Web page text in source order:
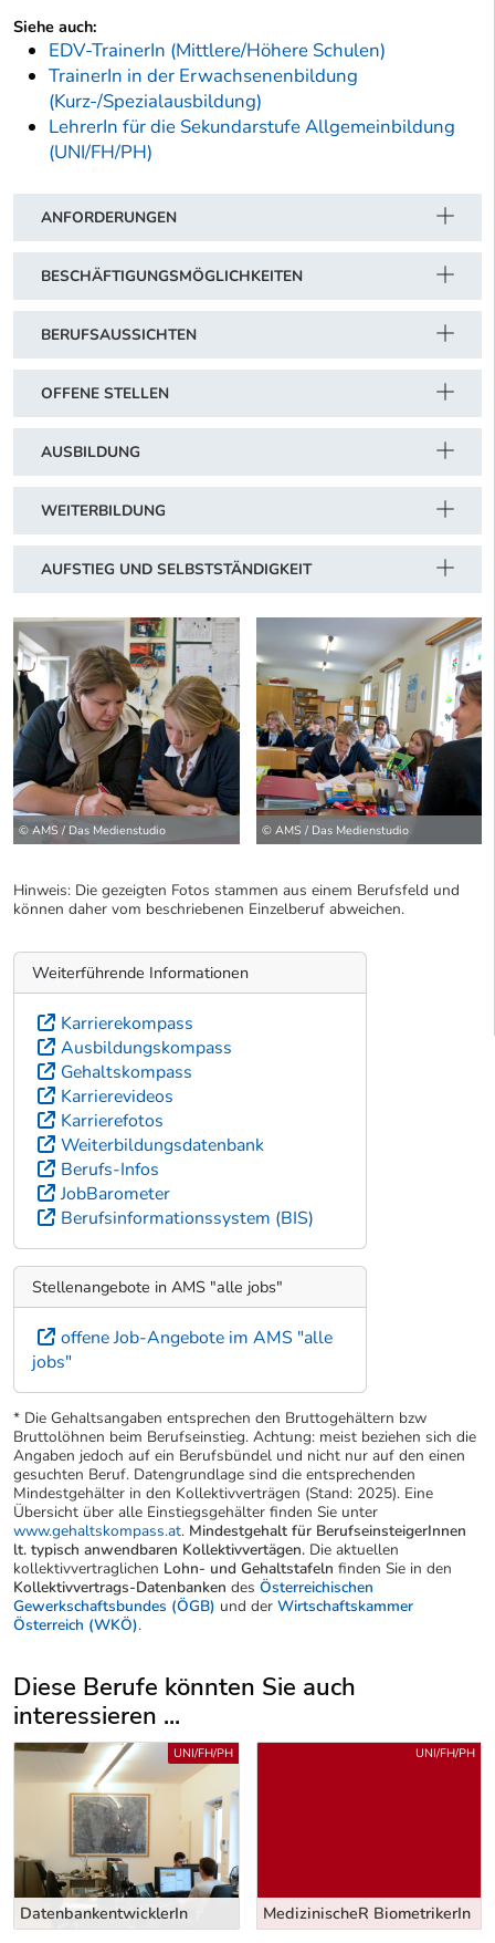
Siehe auch:
EDV-TrainerIn (Mittlere/Höhere Schulen)
TrainerIn in der Erwachsenenbildung
(Kurz-/Spezialausbildung)
LehrerIn für die Sekundarstufe Allgemeinbildung
(UNI/FH/PH)
ANFORDERUNGEN
BESCHÄFTIGUNGSMÖGLICHKEITEN
BERUFSAUSSICHTEN
OFFENE STELLEN
AUSBILDUNG
WEITERBILDUNG
AUFSTIEG UND SELBSTSTÄNDIGKEIT
© AMS / Das Medienstudio © AMS / Das Medienstudio
Hinweis: Die gezeigten Fotos stammen aus einem Berufsfeld und
können daher vom beschriebenen Einzelberuf abweichen.
Weiterführende Informationen
Karrierekompass
Ausbildungskompass
Gehaltskompass
Karrierevideos
Karrierefotos
Weiterbildungsdatenbank
Berufs-Infos
JobBarometer
Berufsinformationssystem (BIS)
Stellenangebote in AMS "alle jobs"
offene Job-Angebote im AMS "alle
jobs"
* Die Gehaltsangaben entsprechen den Bruttogehältern bzw
Bruttolöhnen beim Berufseinstieg. Achtung: meist beziehen sich die
Angaben jedoch auf ein Berufsbündel und nicht nur auf den einen
gesuchten Beruf. Datengrundlage sind die entsprechenden
Mindestgehälter in den Kollektivverträgen (Stand: 2025). Eine
Übersicht über alle Einstiegsgehälter finden Sie unter
www.gehaltskompass.at. Mindestgehalt für BerufseinsteigerInnen
lt. typisch anwendbaren Kollektivvertägen. Die aktuellen
kollektivvertraglichen Lohn- und Gehaltstafeln finden Sie in den
Kollektivvertrags-Datenbanken des Österreichischen
Gewerkschaftsbundes (ÖGB) und der Wirtschaftskammer
Österreich (WKÖ).
Diese Berufe könnten Sie auch
interessieren ...
Uber weitere Berufsvorschläge
MedizinischeR BiometrikerIn
UNI/FH/PH
Data Scientist (m/w)
UNI/FH/PH